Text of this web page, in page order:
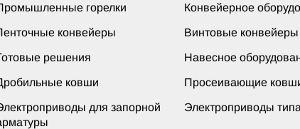
горелки Конвейерное
конвейеры Винтовые
решения Навесное
ковши Просеивающие
для запорной
Электроприводы